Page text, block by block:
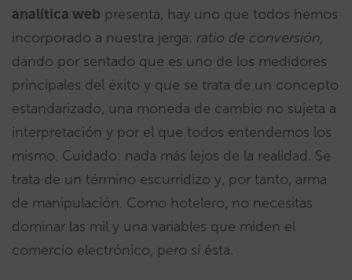
analítica web presenta, hay uno que todos hemos
incorporado a nuestra jerga: ratio de conversión,
dando por sentado que es uno de los medidores
principales del éxito y que se trata de un concepto
estandarizado, una moneda de cambio no sujeta a
interpretación y por el que todos entendemos los
mismo. Cuidado: nada más lejos de la realidad. Se
trata de un término escurridizo y, por tanto, arma
de manipulación. Como hotelero, no necesitas
dominar las mil y una variables que miden el
comercio electrónico, pero sí ésta.